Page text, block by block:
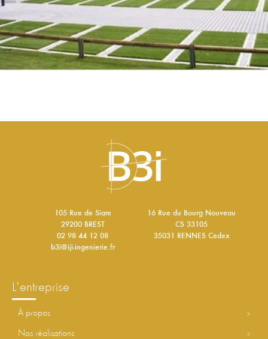
105 Rue de Siam
29200 BREST
02 98 44 12 08
b3i@iji-ingenierie.fr
16 Rue du Bourg Nouveau
CS 33105
35031 RENNES Cedex
l'entreprise
à propos
nos réalisations